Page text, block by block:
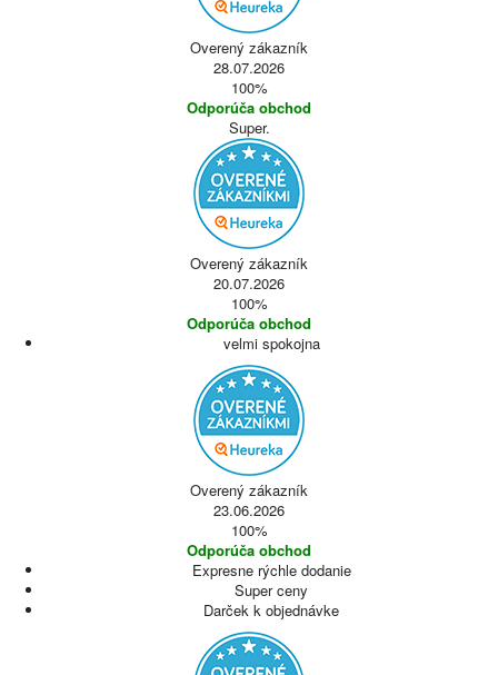
Overený zákazník
28.07.2026
100%
Odporúča obchod
Super.
Overený zákazník
20.07.2026
100%
Odporúča obchod
velmi spokojna
Overený zákazník
23.06.2026
100%
Odporúča obchod
Expresne rýchle dodanie
Super ceny
Darček k objednávke